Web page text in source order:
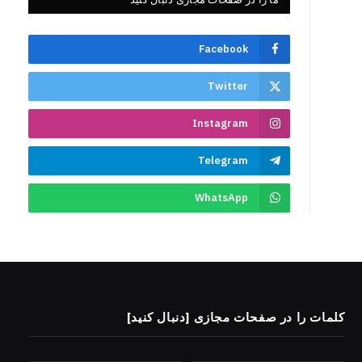
Facebook
Twitter
Instagram
Telegram
WhatsApp
کلمات را در صفحات مجازی [دنبال کنید]